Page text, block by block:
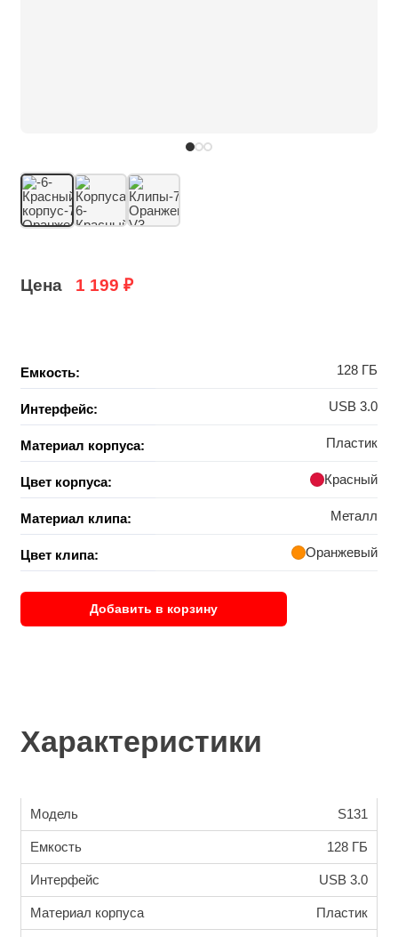
Цена 1 199₽
Емкость: 128 ГБ
Интерфейс: USB 3.0
Материал корпуса: Пластик
Цвет корпуса: Красный
Материал клипа: Металл
Цвет клипа: Оранжевый
Добавить в корзину
Характеристики
Модель S131
Емкость 128 ГБ
Интерфейс USB 3.0
Материал корпуса Пластик